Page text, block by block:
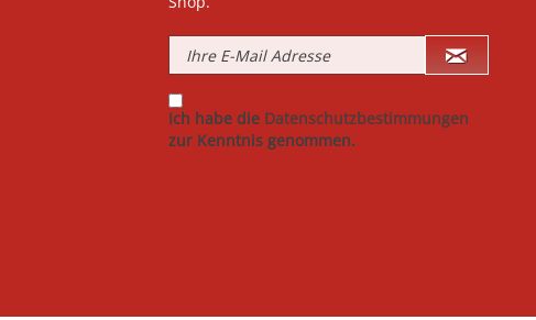
Ich habe die Datenschutzbestimmungen
zur Kenntnis genommen.